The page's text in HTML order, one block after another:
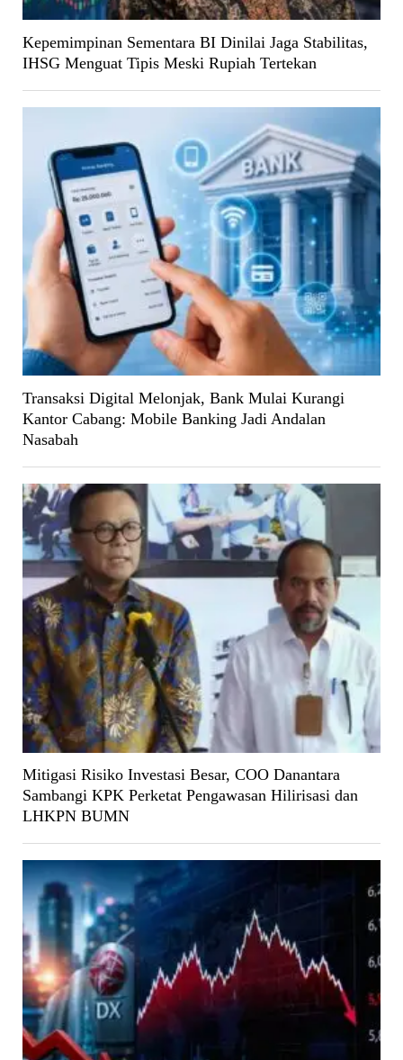
Kepemimpinan Sementara BI Dinilai Jaga Stabilitas,
IHSG Menguat Tipis Meski Rupiah Tertekan
Transaksi Digital Melonjak, Bank Mulai Kurangi
Kantor Cabang: Mobile Banking Jadi Andalan
Nasabah
Mitigasi Risiko Investasi Besar, COO Danantara
Sambangi KPK Perketat Pengawasan Hilirisasi dan
LHKPN BUMN